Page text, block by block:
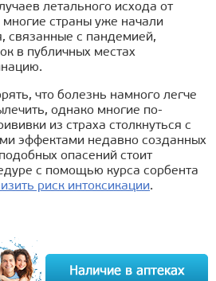
летального исхода от
страны уже начали
связанные с пандемией,
в публичных местах
что болезнь намного легче
однако многие по-
из страха столкнуться с
эффектами недавно созданных
опасений стоит
с помощью курса сорбента
риск интоксикации.